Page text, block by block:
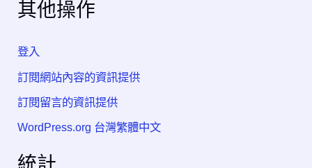
其他操作
登入
訂閱網站內容的資訊提供
訂閱留言的資訊提供
WordPress.org 台灣繁體中文